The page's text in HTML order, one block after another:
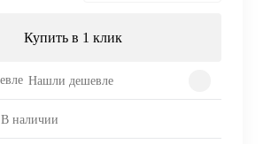
Купить в 1 клик
Нашли дешевле
В наличии